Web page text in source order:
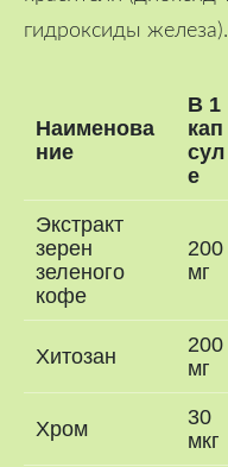
гидроксиды железа).
Наименова
ние
В 1
кап
сул
е
Экстракт
зерен
зеленого
кофе
200
мг
Хитозан
200
мг
Хром
30
мкг